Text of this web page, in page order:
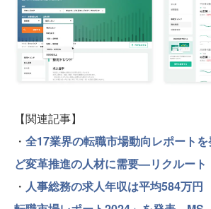
【関連記事】
・ 全17業界の転職市場動向レポート
ど変革推進の人材に需要—リクルート
・ 人事総務の求人年収は平均584万